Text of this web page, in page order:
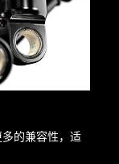
的兼容性，适